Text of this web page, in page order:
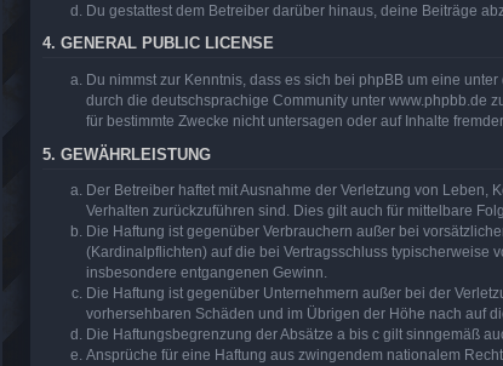
Du gestattest dem Betreiber darüber hinaus, deine Beiträge
4. GENERAL PUBLIC LICENSE
Du nimmst zur Kenntnis, dass es sich bei phpBB um eine unter
durch die deutschsprachige Community unter www.phpbb.de
für bestimmte Zwecke nicht untersagen oder auf Inhalte
5. GEWÄHRLEISTUNG
Der Betreiber haftet mit Ausnahme der Verletzung von
Verhalten zurückzuführen sind. Dies gilt auch für mittelbare
Die Haftung ist gegenüber Verbrauchern außer bei
(Kardinalpflichten) auf die bei Vertragsschluss typischerweise
insbesondere entgangenen Gewinn.
Die Haftung ist gegenüber Unternehmern außer bei der
vorhersehbaren Schäden und im Übrigen der Höhe nach auf
Die Haftungsbegrenzung der Absätze a bis c gilt sinngemäß
Ansprüche für eine Haftung aus zwingendem nationalem